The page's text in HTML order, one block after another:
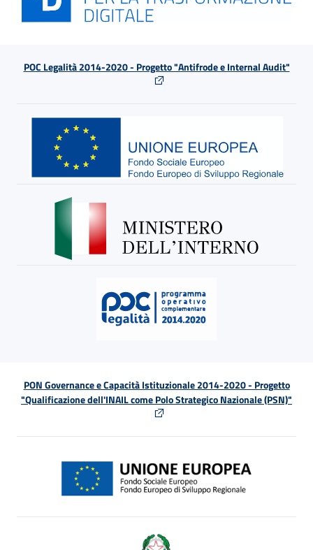
POC Legalità 2014-2020 - Progetto "Antifrode e Internal Audit"
PON Governance e Capacità Istituzionale 2014-2020 - Progetto
"Qualificazione dell'INAIL come Polo Strategico Nazionale (PSN)"